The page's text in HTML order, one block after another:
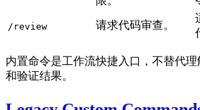
/review 请求代码审查。
内置命令是工作流快捷入口，不替代
和验证结果。